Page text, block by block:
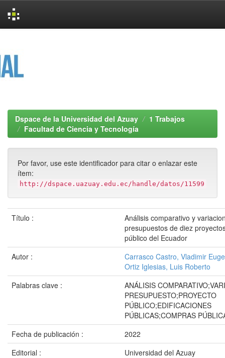
Dspace de la Universidad del Azuay
1 Trabajos
Facultad de Ciencia y Tecnología
Por favor, use este identificador para citar o enlazar este
ítem:
http://dspace.uazuay.edu.ec/handle/datos/11599
Título :
Análisis comparativo y
presupuestos de diez
público del Ecuador
Autor :
Carrasco Castro, Vladimir
Ortiz Iglesias, Luis Roberto
Palabras clave :
ANÁLISIS
PRESUPUESTO;PROYECTO
PÚBLICO;EDIFICACIONES
PÚBLICAS;COMPRAS
Fecha de publicación :
2022
Editorial :
Universidad del Azuay